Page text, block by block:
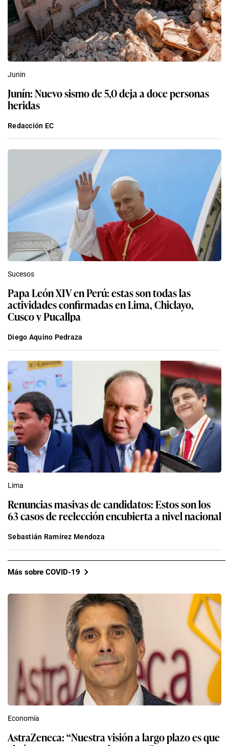
Junin
Junín: Nuevo sismo de 5,0 deja a doce personas
heridas
Redacción EC
Sucesos
Papa León XIV en Perú: estas son todas las
actividades confirmadas en Lima, Chiclayo,
Cusco y Pucallpa
Diego Aquino Pedraza
Lima
Renuncias masivas de candidatos: Estos son los
63 casos de reelección encubierta a nivel nacional
Sebastián Ramírez Mendoza
Más sobre COVID-19
Economía
AstraZeneca: “Nuestra visión a largo plazo es que